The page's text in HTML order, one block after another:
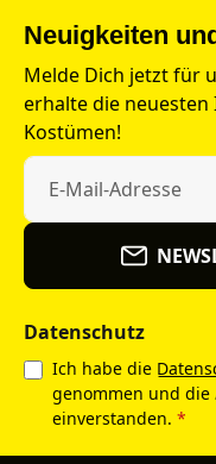
Neuigkeiten
Melde Dich jetzt für
erhalte die neuesten
Kostümen!
Datenschutz
Ich habe die
genommen und die
einverstanden. *